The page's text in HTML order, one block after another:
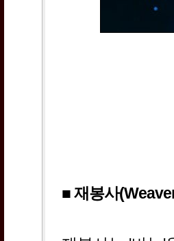
■ 재봉사